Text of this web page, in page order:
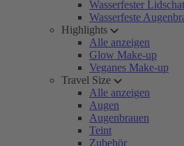
Wasserfester
Wasserfeste
Highlights
Alle anzeigen
Glow Make-up
Veganes Make-up
Travel Size
Alle anzeigen
Augen
Augenbrauen
Teint
Zubehör